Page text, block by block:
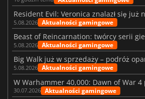
5.08.2026 Aktualności gamingowe
5.08.2026 Aktualności gamingowe
5.08.2026 Aktualności gamingowe
30.07.2026 Aktualności gamingowe